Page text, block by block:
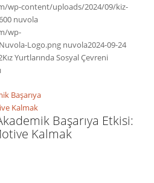
wp-content/uploads/2024/09/kiz-
nuvola
wp-
Logo.png nuvola2024-09-24
Kız Yurtlarında Sosyal Çevreni
Başarıya Etkisi:
Kalmak